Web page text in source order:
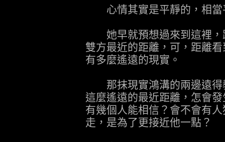
心情其實是平靜的，相當
她早就預想過來到這裡，
雙方最近的距離，可，距離
有多麼遙遠的現實。
那抹現實鴻溝的兩邊遠得
這麼遙遠的最近距離，怎會
有幾個人能相信？會不會有
走，是為了更接近他一點？